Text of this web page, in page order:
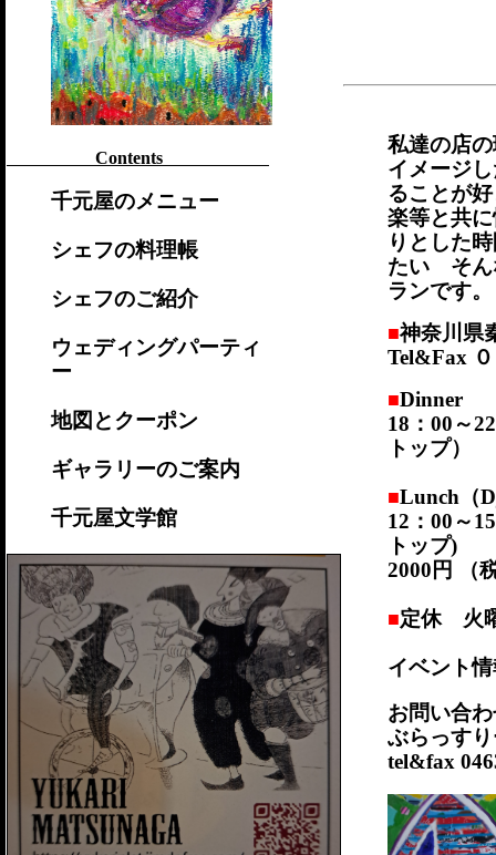
Contents
千元屋のメニュー
シェフの料理帳
シェフのご紹介
ウェディングパーティ
ー
地図とクーポン
ギャラリーのご案内
千元屋文学館
私達の店
イメージ
ることが
楽等と共
りとした
たい そん
ランです。
■神奈川県
Tel&Fax
■Dinner
18：00～
トップ）
■Lunch（
12：00～
トップ)
2000円 （
■定休 火
イベント
お問い合
ぶらっす
tel&fax